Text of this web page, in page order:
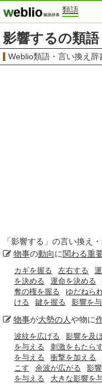
類語
影響するの類
Weblio類語・言い換え辞
「影響する 」の言い換え
物事の動向に関わる重
カギを握る 左右する
を決める
運命を決める
奪の権を握る
ゆだねら
ける
鍵を握る 影響を
物事が大勢の人や物に
波紋を広げる 影響を及
を与える
刺激をもたら
を与える
衝撃を加える
こす
余波が広がる 影
を与える
大きな影響を